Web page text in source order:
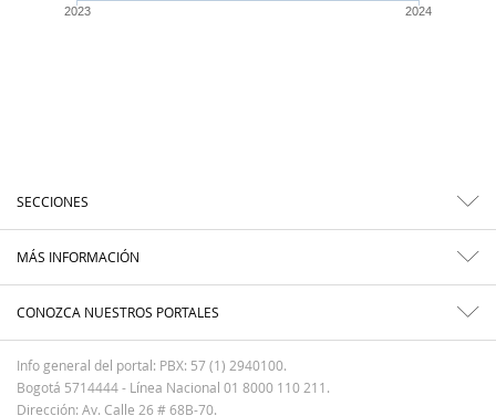
2023 2024
SECCIONES
MÁS INFORMACIÓN
CONOZCA NUESTROS PORTALES
Info general del portal: PBX: 57 (1) 2940100.
Bogotá 5714444 - Línea Nacional 01 8000 110 211.
Dirección: Av. Calle 26 # 68B-70.